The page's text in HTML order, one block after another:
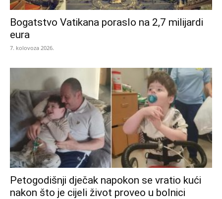
Bogatstvo Vatikana poraslo na 2,7 milijardi
eura
7. kolovoza 2026.
Petogodišnji dječak napokon se vratio kući
nakon što je cijeli život proveo u bolnici